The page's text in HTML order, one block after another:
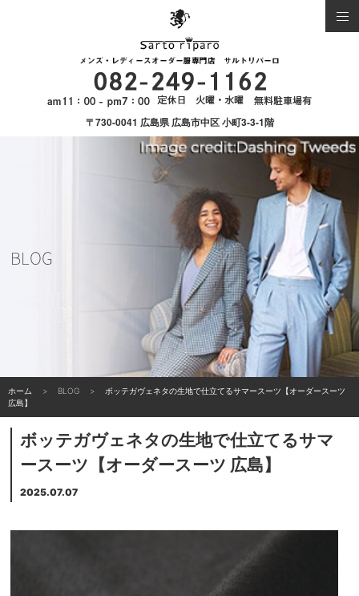
〒730-0041 広島県 広島市中区 小町3-3-1階
BLOG
ホーム BLOG
ボッテガヴェネタの生地で仕立てるサマースーツ【オーダースーツ
広島】
ボッテガヴェネタの生地で仕立てるサマ
ースーツ【オーダースーツ 広島】
2025.07.07